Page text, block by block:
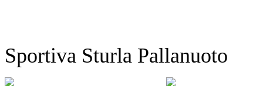
Sportiva Sturla Pallanuoto